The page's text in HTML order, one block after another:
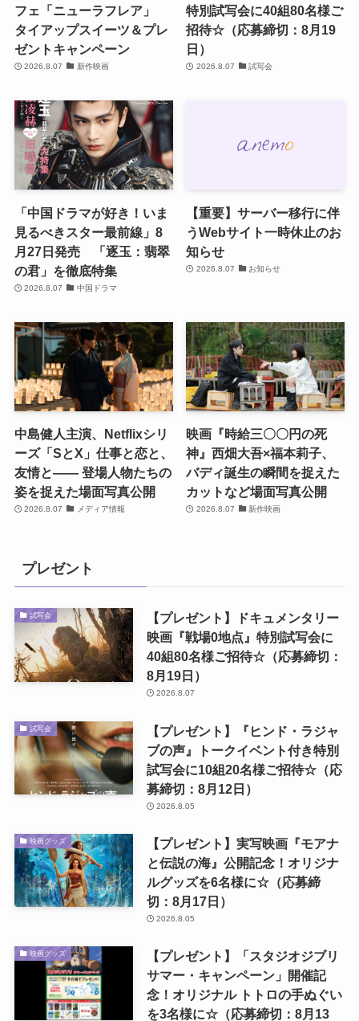
フェ「ニューラフレア」
タイアップスイーツ＆プレ
ゼントキャンペーン
2026.8.07 新作映画
特別試写会に40組80名様ご
招待☆（応募締切：8月19
日）
2026.8.07 試写会
「中国ドラマが好き！いま
見るべきスター最前線」8
月27日発売 「逐玉：翡翠
の君」を徹底特集
2026.8.07 中国ドラマ
【重要】サーバー移行に伴
うWebサイト一時休止のお
知らせ
2026.8.07 お知らせ
中島健人主演、Netflixシリ
ーズ「SとX」仕事と恋と、
友情と―― 登場人物たちの
姿を捉えた場面写真公開
2026.8.07 メディア情報
映画『時給三〇〇円の死
神』西畑大吾×福本莉子、
バディ誕生の瞬間を捉えた
カットなど場面写真公開
2026.8.07 新作映画
プレゼント
試写会
【プレゼント】ドキュメンタリー
映画『戦場0地点』特別試写会に
40組80名様ご招待☆（応募締切：
8月19日）
2026.8.07
試写会
【プレゼント】『ヒンド・ラジャ
ブの声』トークイベント付き特別
試写会に10組20名様ご招待☆（応
募締切：8月12日）
2026.8.05
映画グッズ
【プレゼント】実写映画『モアナ
と伝説の海』公開記念！オリジナ
ルグッズを6名様に☆（応募締
切：8月17日）
2026.8.05
映画グッズ
【プレゼント】「スタジオジブリ
サマー・キャンペーン」開催記
念！オリジナル トトロの手ぬぐい
を3名様に☆（応募締切：8月13